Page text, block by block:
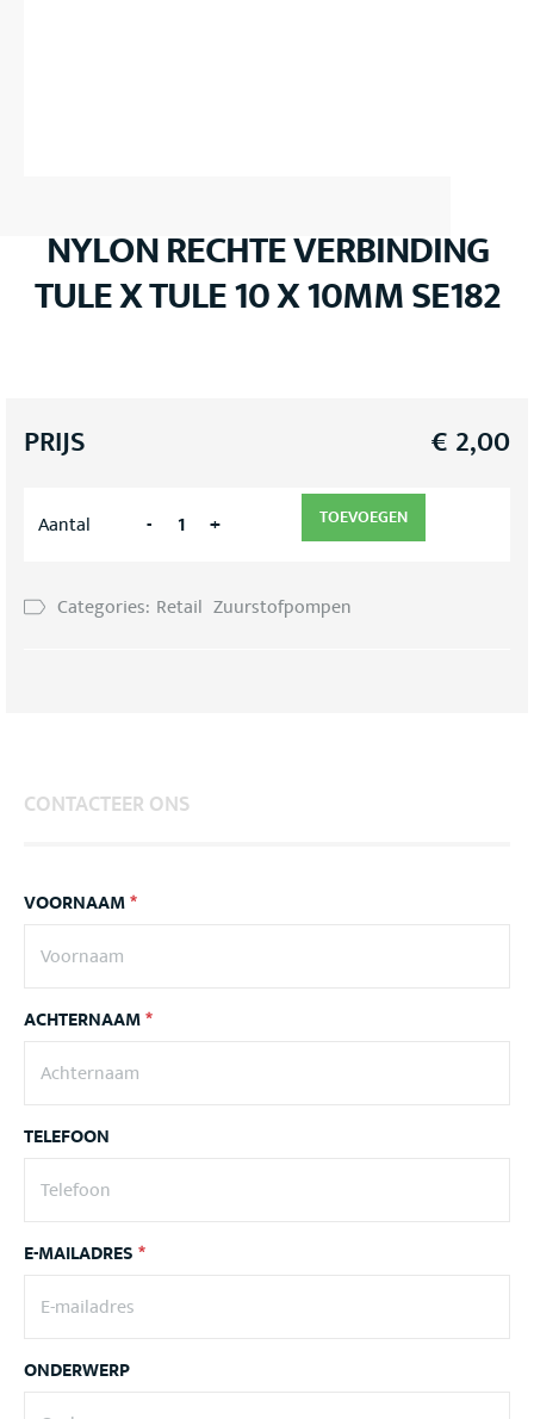
NYLON RECHTE VERBINDING
TULE X TULE 10 X 10MM SE182
PRIJS € 2,00
Aantal - + TOEVOEGEN
Categories: Retail Zuurstofpompen
CONTACTEER ONS
VOORNAAM*
ACHTERNAAM*
TELEFOON
E-MAILADRES*
ONDERWERP